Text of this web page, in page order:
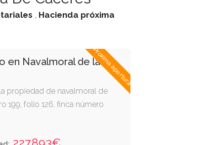
, Hacienda próxima
Proxima apertura
en Navalmoral de la
propiedad de navalmoral de
199, folio 126, finca número
227.893€